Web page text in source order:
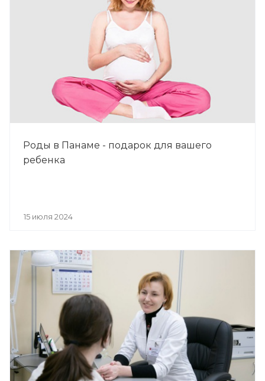
Роды в Панаме - подарок для вашего
ребенка
15 июля 2024